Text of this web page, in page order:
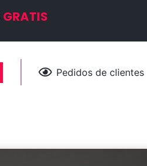
GRATIS
Pedidos de clientes